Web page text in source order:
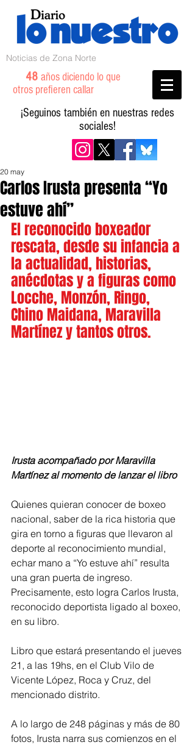
Noticias de Zona Norte
48 años diciendo lo que
otros prefieren callar
¡Seguinos también en nuestras redes
sociales!
Carlos Irusta presenta “Yo
estuve ahí”
20 may
El reconocido boxeador
rescata, desde su infancia a
la actualidad, historias,
anécdotas y a figuras como
Locche, Monzón, Ringo,
Chino Maidana, Maravilla
Martínez y tantos otros.
Irusta acompañado por Maravilla
Martínez al momento de lanzar el libro
Quienes quieran conocer de boxeo
nacional, saber de la rica historia que
gira en torno a figuras que llevaron al
deporte al reconocimiento mundial,
echar mano a “Yo estuve ahí” resulta
una gran puerta de ingreso.
Precisamente, esto logra Carlos Irusta,
reconocido deportista ligado al boxeo,
en su libro.
Libro que estará presentando el jueves
21, a las 19hs, en el Club Vilo de
Vicente López, Roca y Cruz, del
mencionado distrito.
A lo largo de 248 páginas y más de 80
fotos, Irusta narra sus comienzos en el